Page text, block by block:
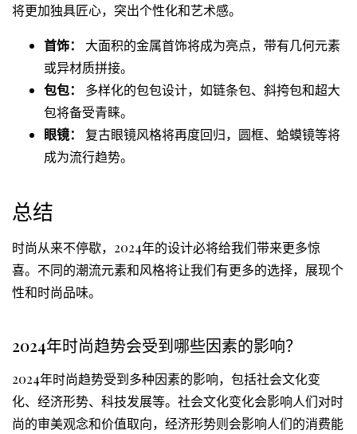
将更加独具匠心，突出个性化和艺术感。
首饰：
大面积的金属首饰将成为亮点，带有几何元素
或异材质拼接。
包包：
多样化的包包设计，如链条包、斜挎包和超大
包将备受青睐。
眼镜：
复古眼镜风格将再度回归，圆框、蛤蟆镜等将
成为流行趋势。
总结
时尚从来不停歇，2024年的设计必将给我们带来更多惊
喜。不同的潮流元素和风格将让我们有更多的选择，展现个
性和时尚品味。
2024年时尚趋势会受到哪些因素的影响？
2024年时尚趋势受到多种因素的影响，包括社会文化变
化、经济形势、科技发展等。社会文化变化会影响人们对时
尚的审美观念和价值取向，经济形势则会影响人们的消费能